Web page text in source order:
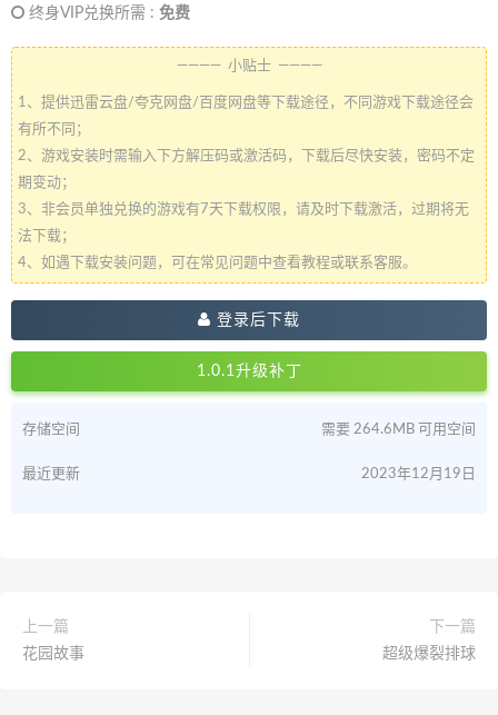
终身VIP兑换所需 : 免费
———— 小贴士 ————
1、提供迅雷云盘/夸克网盘/百度网盘等下载途径，不同游戏下载途径会
有所不同；
2、游戏安装时需输入下方解压码或激活码，下载后尽快安装，密码不定
期变动；
3、非会员单独兑换的游戏有7天下载权限，请及时下载激活，过期将无
法下载；
4、如遇下载安装问题，可在常见问题中查看教程或联系客服。
登录后下载
1.0.1升级补丁
存储空间 需要 264.6MB 可用空间
最近更新 2023年12月19日
上一篇
花园故事
下一篇
超级爆裂排球